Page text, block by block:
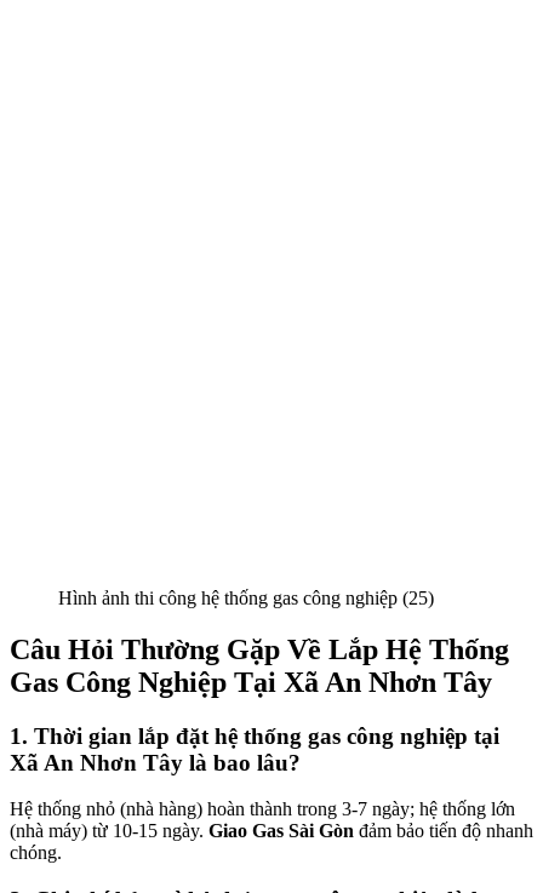
Hình ảnh thi công hệ thống gas công nghiệp (25)
Câu Hỏi Thường Gặp Về Lắp Hệ Thống
Gas Công Nghiệp Tại Xã An Nhơn Tây
1. Thời gian lắp đặt hệ thống gas công nghiệp tại
Xã An Nhơn Tây là bao lâu?
Hệ thống nhỏ (nhà hàng) hoàn thành trong 3-7 ngày; hệ thống lớn
(nhà máy) từ 10-15 ngày. Giao Gas Sài Gòn đảm bảo tiến độ nhanh
chóng.